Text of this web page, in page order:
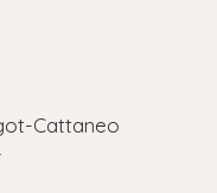
Cattaneo